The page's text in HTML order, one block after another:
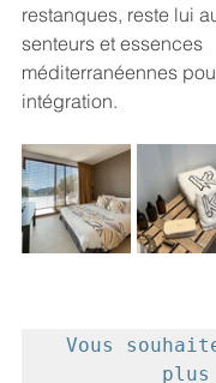
restanques, reste lui
senteurs et essences
méditerranéennes
intégration.
Vous
plus